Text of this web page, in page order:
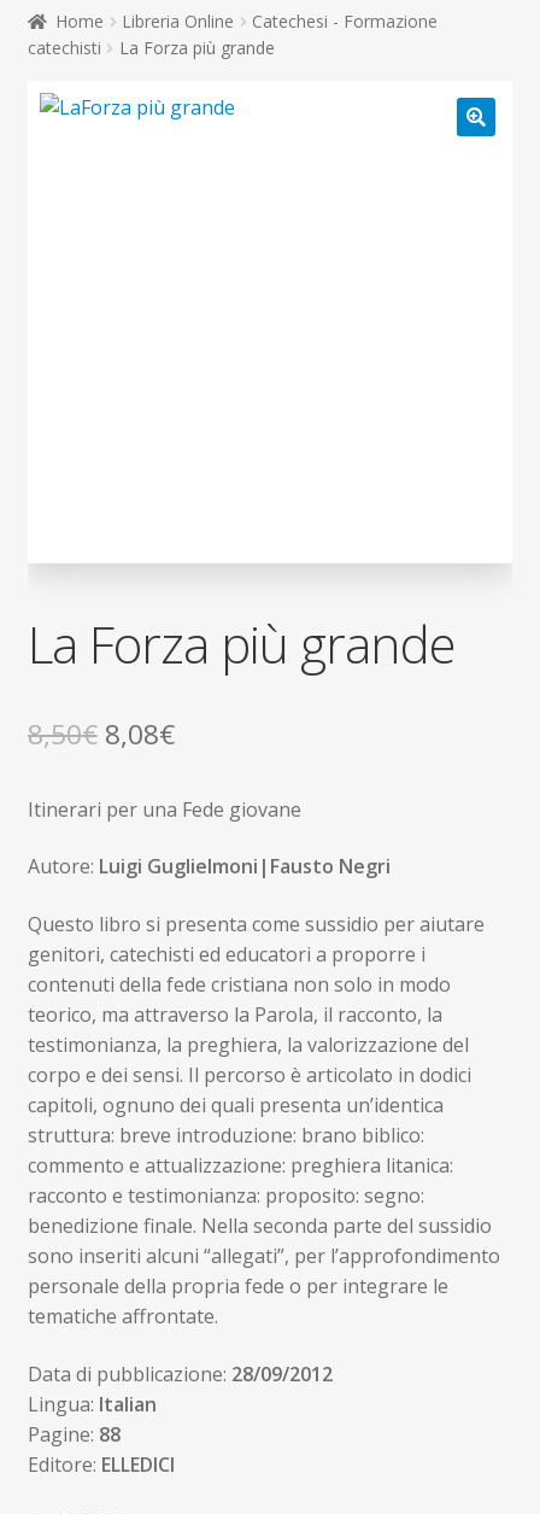
Contatti
child
Don Bosco
il
menu
Home Libreria Online
Catechesi - Formazione
catechisti
La Forza più grande
La Forza più grande
8,50€ Il
originale
era:
8,08€Il
attuale
è:
Itinerari per una Fede giovane
Autore: Luigi Guglielmoni|Fausto Negri
Questo libro si presenta come sussidio per aiutare
genitori, catechisti ed educatori a proporre i
contenuti della fede cristiana non solo in modo
teorico, ma attraverso la Parola, il racconto, la
testimonianza, la preghiera, la valorizzazione del
corpo e dei sensi. Il percorso è articolato in dodici
capitoli, ognuno dei quali presenta un’identica
struttura: breve introduzione: brano biblico:
commento e attualizzazione: preghiera litanica:
racconto e testimonianza: proposito: segno:
benedizione finale. Nella seconda parte del sussidio
sono inseriti alcuni “allegati”, per l’approfondimento
personale della propria fede o per integrare le
tematiche affrontate.
Data di pubblicazione: 28/09/2012
Lingua: Italian
Pagine: 88
Editore: ELLEDICI